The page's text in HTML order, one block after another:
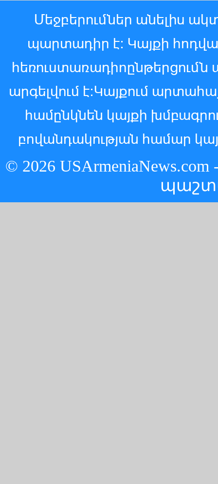
Մեջբերումներ անելիս
պարտադիր է: Կայքի
հեռուստառադիոընթերցումն
արգելվում է:Կայքում
համընկնեն կայքի
բովանդակության համար
© 2026